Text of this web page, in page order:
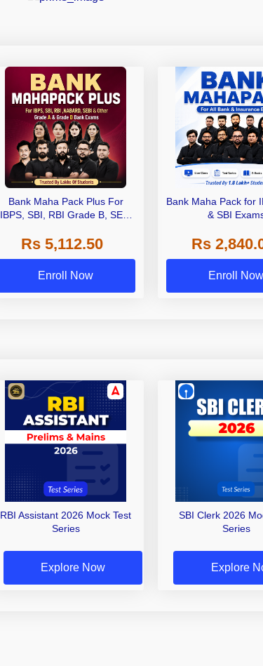
Bank Maha Pack Plus For
IBPS, SBI, RBI Grade B, SEBI
Other Grade A & Grade B Bank
Exams
Rs 5,112.50
Enroll Now
Bank Maha Pack for
& SBI
Rs
Enroll Now
RBI Assistant 2026 Mock Test
Series
Explore Now
SBI Clerk 2026
Series
Explore